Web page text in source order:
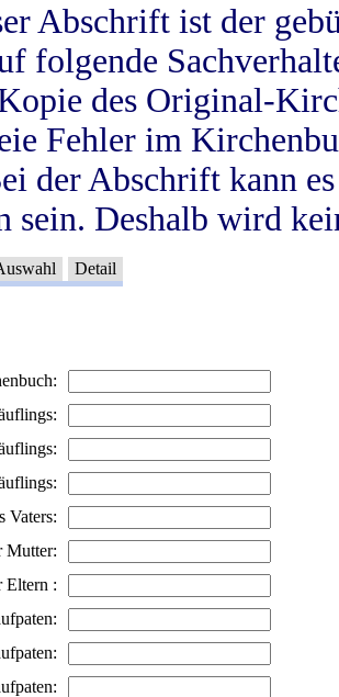
Abschrift ist der
folgende
des Original-
Fehler im
der Abschrift kann
sein. Deshalb wird
Detail
Vaters:
Mutter:
Eltern :